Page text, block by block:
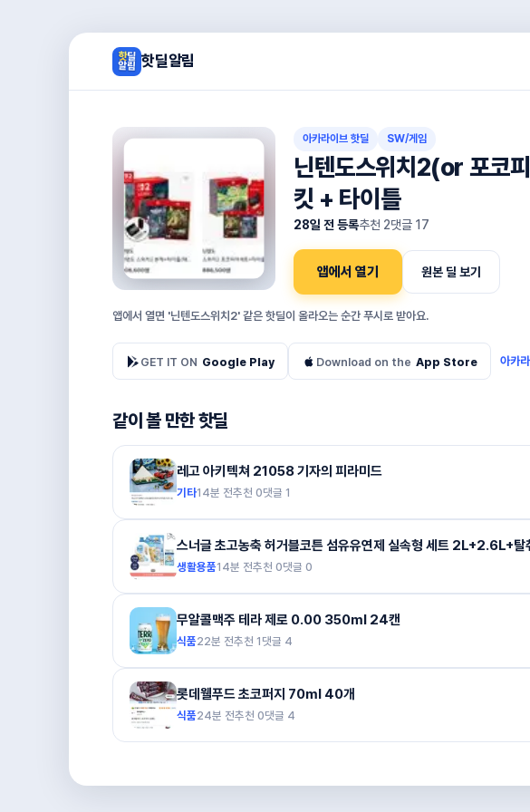
핫딜알림
아카라이브 핫딜 SW/게임
닌텐도스위치2(or 포코
킷 + 타이틀
28일 전 등록추천 2댓글 17
앱에서 열기 원본 딜 보기
앱에서 열면 '닌텐도스위치2' 같은 핫딜이 올라오는 순간 푸시로 받아요.
GET IT ON Google Play Download on the App Store 아카
같이 볼 만한 핫딜
레고 아키텍쳐 21058 기자의 피라미드
기타14분 전추천 0댓글 1
스너글 초고농축 허거블코튼 섬유유연제 실속형 세트 2L+2.6L+
생활용품14분 전추천 0댓글 0
무알콜맥주 테라 제로 0.00 350ml 24캔
식품22분 전추천 1 댓글 4
롯데웰푸드 초코퍼지 70ml 40개
식품24분 전추천 0댓글 4